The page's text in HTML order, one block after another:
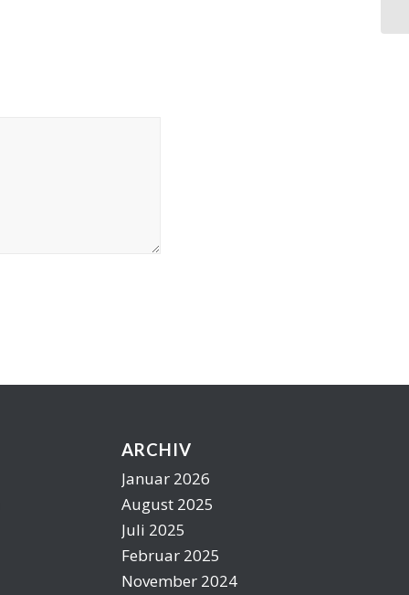
ARCHIV
Januar 2026
August 2025
Juli 2025
Februar 2025
November 2024